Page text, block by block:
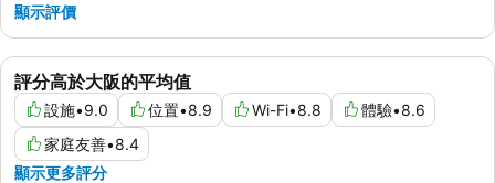
評分高於大阪的平均值
設施•9.0 位置•8.9 Wi-Fi•8.8 體驗•8.6
家庭友善•8.4
顯示更多評分
顯示評價